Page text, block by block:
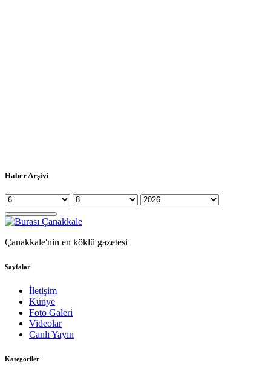
Haber Arşivi
Çanakkale'nin en köklü gazetesi
Sayfalar
İletişim
Künye
Foto Galeri
Videolar
Canlı Yayın
Kategoriler